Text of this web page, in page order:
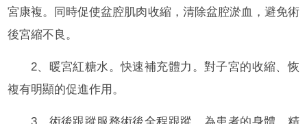
宮康複。同時促使盆腔肌肉收縮，清除盆腔淤血，避免術
後宮縮不良。
2、暖宮紅糖水。快速補充體力。對子宮的收縮、恢
複有明顯的促進作用。